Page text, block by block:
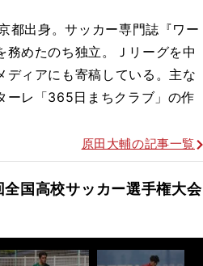
都出身。サッカー専門誌『ワー
務めたのち独立。Ｊリーグを中
ィアにも寄稿している。主な
レ「365日まちクラブ」の作
原田大輔の記事一覧
国高校サッカー選手権大会